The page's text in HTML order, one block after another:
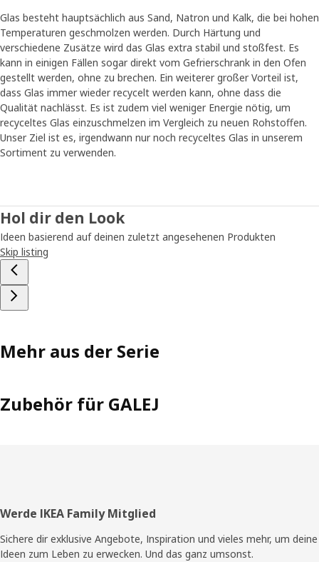
Glas besteht hauptsächlich aus Sand, Natron und Kalk, die bei hohen
Temperaturen geschmolzen werden. Durch Härtung und
verschiedene Zusätze wird das Glas extra stabil und stoßfest. Es
kann in einigen Fällen sogar direkt vom Gefrierschrank in den Ofen
gestellt werden, ohne zu brechen. Ein weiterer großer Vorteil ist,
dass Glas immer wieder recycelt werden kann, ohne dass die
Qualität nachlässt. Es ist zudem viel weniger Energie nötig, um
recyceltes Glas einzuschmelzen im Vergleich zu neuen Rohstoffen.
Unser Ziel ist es, irgendwann nur noch recyceltes Glas in unserem
Sortiment zu verwenden.
Hol dir den Look
Ideen basierend auf deinen zuletzt angesehenen Produkten
Skip listing
Mehr aus der Serie
Zubehör für GALEJ
Fusszeile
Werde IKEA Family Mitglied
Sichere dir exklusive Angebote, Inspiration und vieles mehr, um deine
Ideen zum Leben zu erwecken. Und das ganz umsonst.